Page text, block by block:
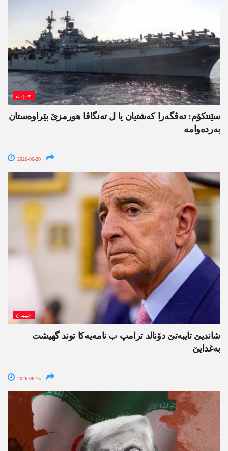
جیھان
سێنتکۆم: تەڤگەرا کەشتیان یا ل تەنگاڤا ھورمزێ بێراوەستان
بەردەوامە
2026-06-20
جیھان
شاندیێ تایبەتێ دۆنالد ترامپ ب نامەیەکا توند گھیشت
بەغدایێ
2026-06-15